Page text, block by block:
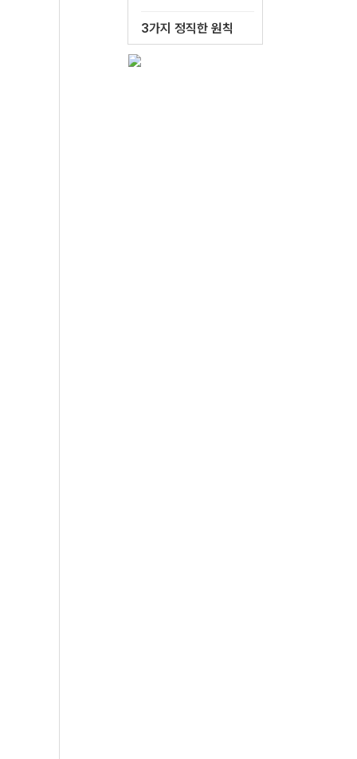
3가지 정직한 원칙